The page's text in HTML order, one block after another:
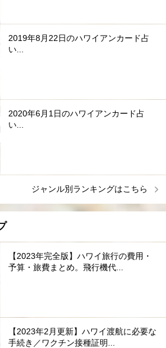
2019年8月22日のハワイアンカード占
い...
2020年6月1日のハワイアンカード占
い...
ジャンル別ランキングはこちら
【2023年完全版】ハワイ旅行の費用・
予算・旅費まとめ。飛行機代...
【2023年2月更新】ハワイ渡航に必要な
手続き／ワクチン接種証明...